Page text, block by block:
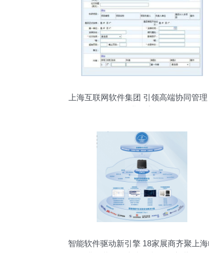
上海互联网软件集团 引领高端协同管理
智能软件驱动新引擎 18家展商齐聚上海